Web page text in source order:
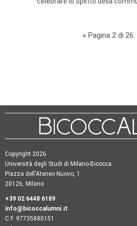
« Pagina 2 di 26.
Copyright 2026
Università degli Studi di Milano-Bicocca
Piazza dell'Ateneo Nuovo, 1
20126, Milano
+39 02 6448 6189
info@bicoccalumni.it
C.F. 97735880151